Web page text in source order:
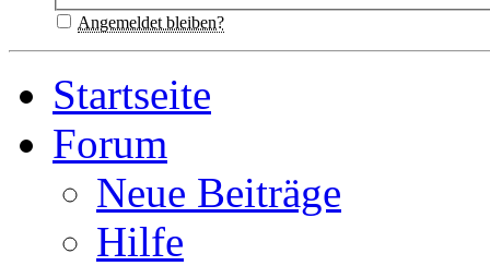
Angemeldet bleiben?
Startseite
Forum
Neue Beiträge
Hilfe